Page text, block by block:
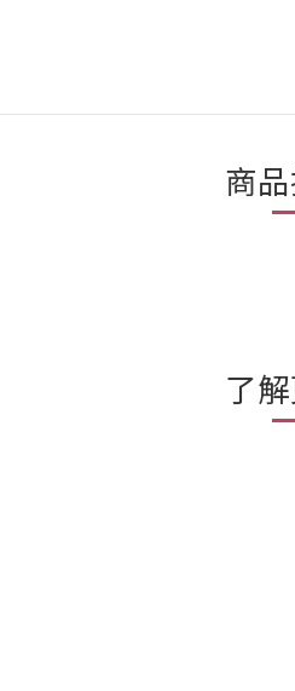
商
了